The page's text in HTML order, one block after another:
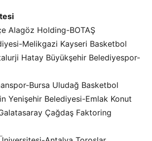
Alagöz Holding-BOTAŞ
Melikgazi Kayseri Basketbol
Hatay Büyükşehir Belediyespor-
Bursa Uludağ Basketbol
Yenişehir Belediyesi-Emlak Konut
Çağdaş Faktoring